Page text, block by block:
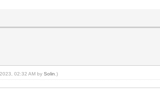
02:32 AM bySolin .)